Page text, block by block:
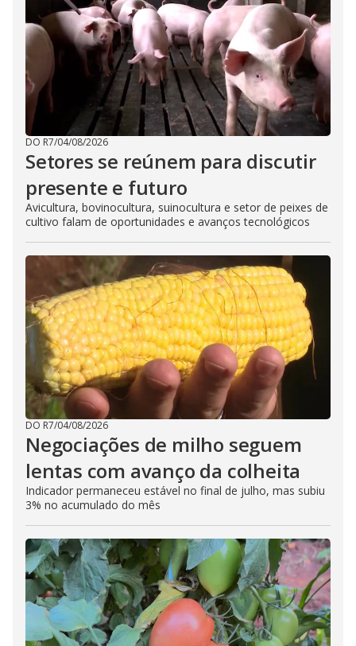
DO R7/04/08/2026
Setores se reúnem para discutir
presente e futuro
Avicultura, bovinocultura, suinocultura e setor de peixes de
cultivo falam de oportunidades e avanços tecnológicos
DO R7/04/08/2026
Negociações de milho seguem
lentas com avanço da colheita
Indicador permaneceu estável no final de julho, mas subiu
3% no acumulado do mês